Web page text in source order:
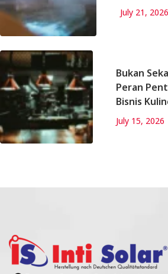
July 21, 2026
Bukan
Peran
Bisnis
July 15, 2026